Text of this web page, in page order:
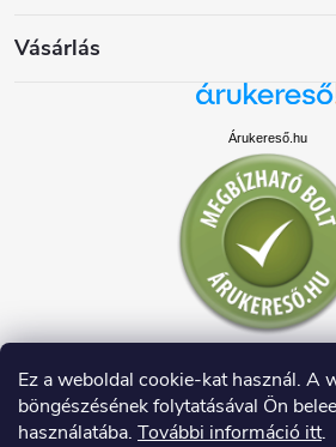
Ez a weboldal cookie-kat használ. A
böngészésének folytatásával Ön
használatába. További információ itt.
Vásárlás
Árukereső.hu